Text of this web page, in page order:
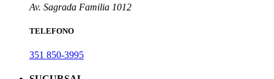
Av. Sagrada Familia 1012
TELEFONO
351 850-3995